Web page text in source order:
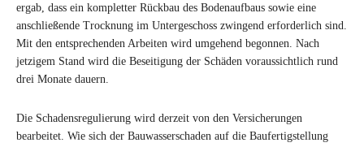
ergab, dass ein kompletter Rückbau des Bodenaufbaus sowie eine
anschließende Trocknung im Untergeschoss zwingend erforderlich sind.
Mit den entsprechenden Arbeiten wird umgehend begonnen. Nach
jetzigem Stand wird die Beseitigung der Schäden voraussichtlich rund
drei Monate dauern.
Die Schadensregulierung wird derzeit von den Versicherungen
bearbeitet. Wie sich der Bauwasserschaden auf die Baufertigstellung